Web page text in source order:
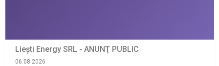
Liești Energy SRL - ANUNŢ PUBLIC
06.08.2026